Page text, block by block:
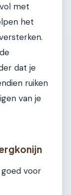
met
het
dat je
ruiken
van je
voor